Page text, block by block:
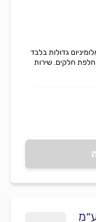
גדולות בלבד
חלקים. שירות